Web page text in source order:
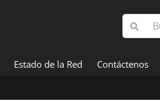
Estado de la Red Contáctenos